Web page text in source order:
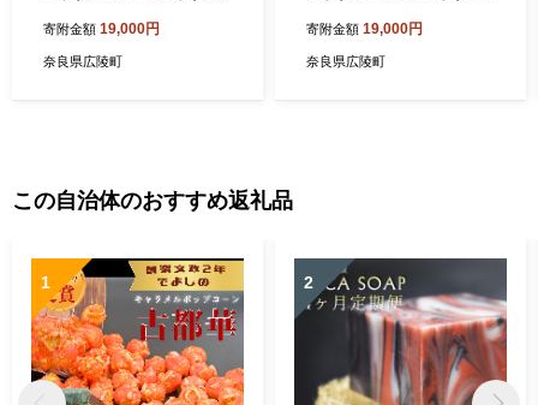
寄附金額 19,000円
奈良県広陵町
寄附金額 19,000円
奈良県広陵町
この自治体のおすすめ返礼品
1 2